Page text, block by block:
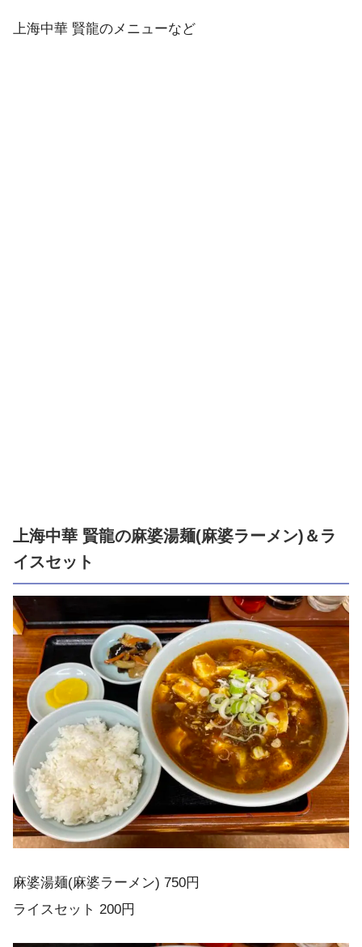
上海中華 賢龍のメニューなど
上海中華 賢龍の麻婆湯麺(麻婆ラーメン)＆ラ
イスセット
麻婆湯麺(麻婆ラーメン) 750円
ライスセット 200円